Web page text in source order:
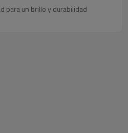
para un brillo y durabilidad